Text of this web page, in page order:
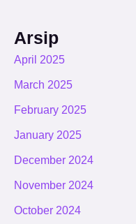
Arsip
April 2025
March 2025
February 2025
January 2025
December 2024
November 2024
October 2024